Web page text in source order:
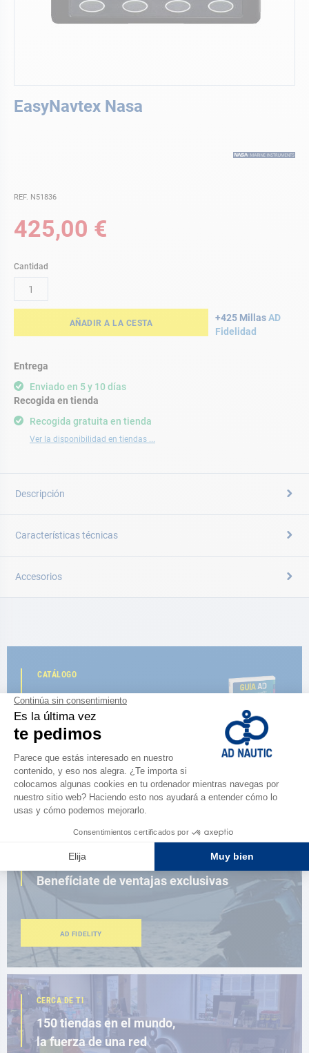
EasyNavtex Nasa
REF. N51836
425,00 €
Cantidad
AÑADIR A LA CESTA +425 MillasAD
Fidelidad
Entrega
Enviado en 5 y 10 días
Recogida gratuita en tienda
Ver la disponibilidad en tiendas ...
Recogida en tienda
al
Descripción
Características técnicas
Accesorios
CATÁLOGO
Descubre
la nueva guía AD 2026
NAVEGAR POR EL CATÁLOGO
¿Eres apasionado?
Benefíciate de ventajas exclusivas
AD FIDELITY
CERCA DE TI
150 tiendas en el mundo,
la fuerza de una red